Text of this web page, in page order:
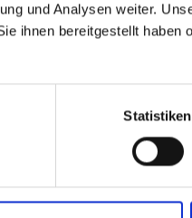
und Analysen weiter.
ihnen bereitgestellt haben
Statistiken